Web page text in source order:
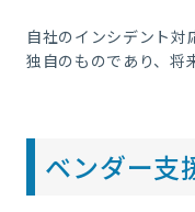
自社のインシデント
独自のものであり、将
ベンダー支